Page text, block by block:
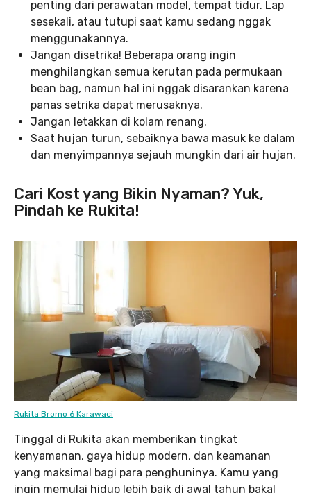
penting dari perawatan model, tempat tidur. Lap
sesekali, atau tutupi saat kamu sedang nggak
menggunakannya.
Jangan disetrika! Beberapa orang ingin
menghilangkan semua kerutan pada permukaan
bean bag, namun hal ini nggak disarankan karena
panas setrika dapat merusaknya.
Jangan letakkan di kolam renang.
Saat hujan turun, sebaiknya bawa masuk ke dalam
dan menyimpannya sejauh mungkin dari air hujan.
Cari Kost yang Bikin Nyaman? Yuk,
Pindah ke Rukita!
Rukita Bromo 6 Karawaci
Tinggal di Rukita akan memberikan tingkat
kenyamanan, gaya hidup modern, dan keamanan
yang maksimal bagi para penghuninya. Kamu yang
ingin memulai hidup lebih baik di awal tahun bakal